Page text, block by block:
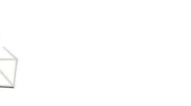
Batería y percusión